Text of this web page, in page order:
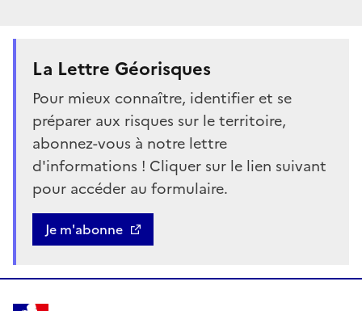
La Lettre Géorisques
Pour mieux connaître, identifier et se
préparer aux risques sur le territoire,
abonnez-vous à notre lettre
d'informations ! Cliquer sur le lien suivant
pour accéder au formulaire.
Bouton
Je m'abonne